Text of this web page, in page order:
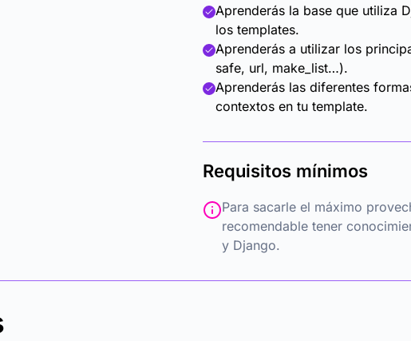
Aprenderás la base que utiliza
los templates.
Aprenderás a utilizar los
safe, url, make_list…).
Aprenderás las diferentes
contextos en tu template.
Requisitos mínimos
Para sacarle el máximo
recomendable tener
y Django.